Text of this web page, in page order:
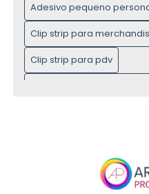
Adesivo pequeno
Clip strip para
Clip strip para pdv